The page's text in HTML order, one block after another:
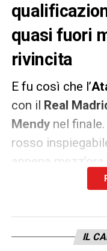
quasi fuori
rivincita
E fu così che l’
con il Real
Mendynel
rosso
appena
segnali che
in Europa al
non
IL